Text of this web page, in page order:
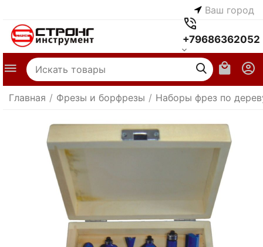
Ваш город
+79686362052
Главная / Фрезы и борфрезы / Наборы фрез по